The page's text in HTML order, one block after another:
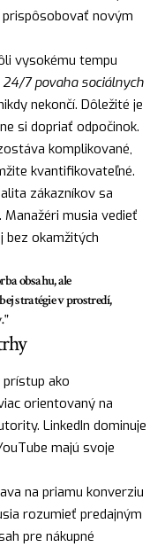
novým
vysokému tempu
24/7 povaha sociálnych
nekončí. Dôležité je
si dopriať odpočinok.
komplikované,
kvantifikovateľné.
zákazníkov sa
musia vedieť
bez okamžitých
obsahu, ale
stratégie v prostredí,
ako
orientovaný na
LinkedIn dominuje
majú svoje
na priamu konverziu
rozumieť predajným
pre nákupné